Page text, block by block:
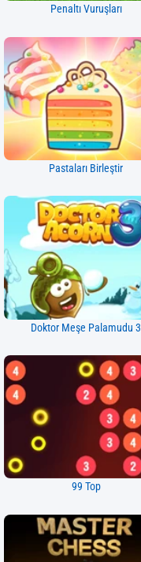
Penaltı Vuruşları
Pastaları Birleştir
Doktor Meşe Palamudu 3
99 Top